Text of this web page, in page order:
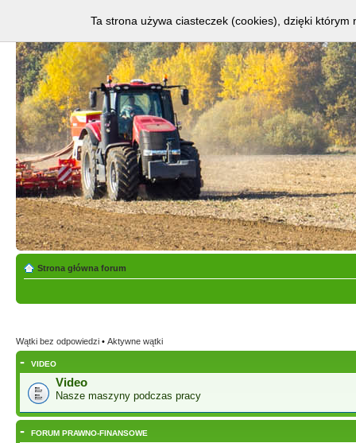
Strona główna forum
Wątki bez odpowiedzi • Aktywne wątki
- VIDEO
Video
Nasze maszyny podczas pracy
- FORUM PRAWNO-FINANSOWE
Ta strona używa ciasteczek (cookies), dzięki którym